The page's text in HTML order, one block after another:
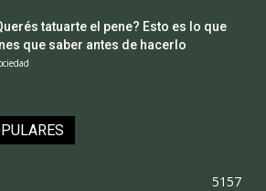
tatuarte el pene? Esto es lo que
que saber antes de hacerlo
5157